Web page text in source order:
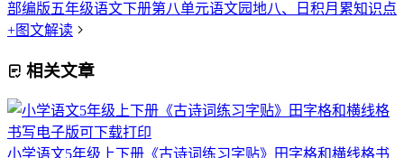
部编版五年级语文下册第八单元语文园地八、日积月累知识点
+图文解读
相关文章
小学语文5年级上下册《古诗词练习字贴》田字格和横线格书